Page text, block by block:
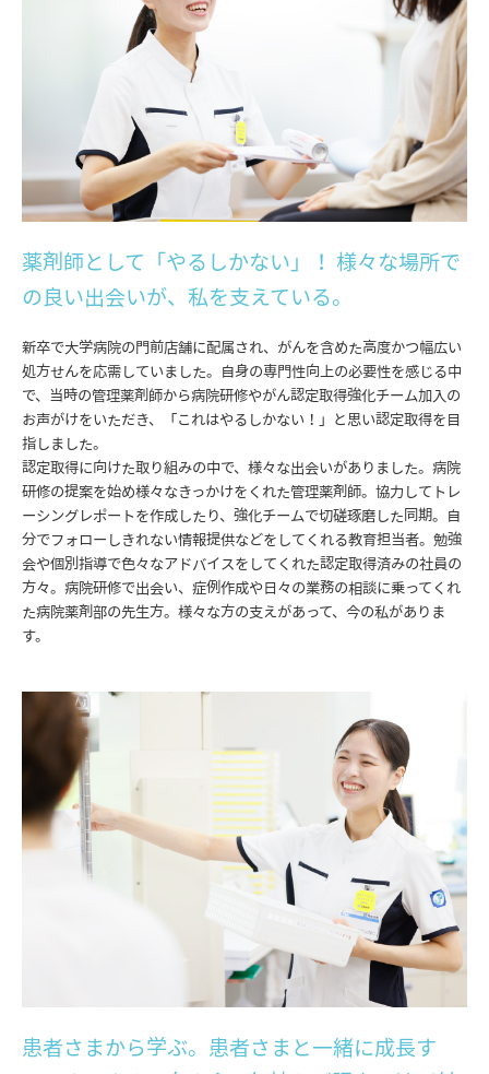
薬剤師として「やるしかない」！ 様々な場所で
の良い出会いが、私を支えている。
新卒で大学病院の門前店舗に配属され、がんを含めた高度かつ幅広い
処方せんを応需していました。自身の専門性向上の必要性を感じる中
で、当時の管理薬剤師から病院研修やがん認定取得強化チーム加入の
お声がけをいただき、「これはやるしかない！」と思い認定取得を目
指しました。
認定取得に向けた取り組みの中で、様々な出会いがありました。病院
研修の提案を始め様々なきっかけをくれた管理薬剤師。協力してトレ
ーシングレポートを作成したり、強化チームで切磋琢磨した同期。自
分でフォローしきれない情報提供などをしてくれる教育担当者。勉強
会や個別指導で色々なアドバイスをしてくれた認定取得済みの社員の
方々。病院研修で出会い、症例作成や日々の業務の相談に乗ってくれ
た病院薬剤部の先生方。様々な方の支えがあって、今の私がありま
す。
患者さまから学ぶ。患者さまと一緒に成長す